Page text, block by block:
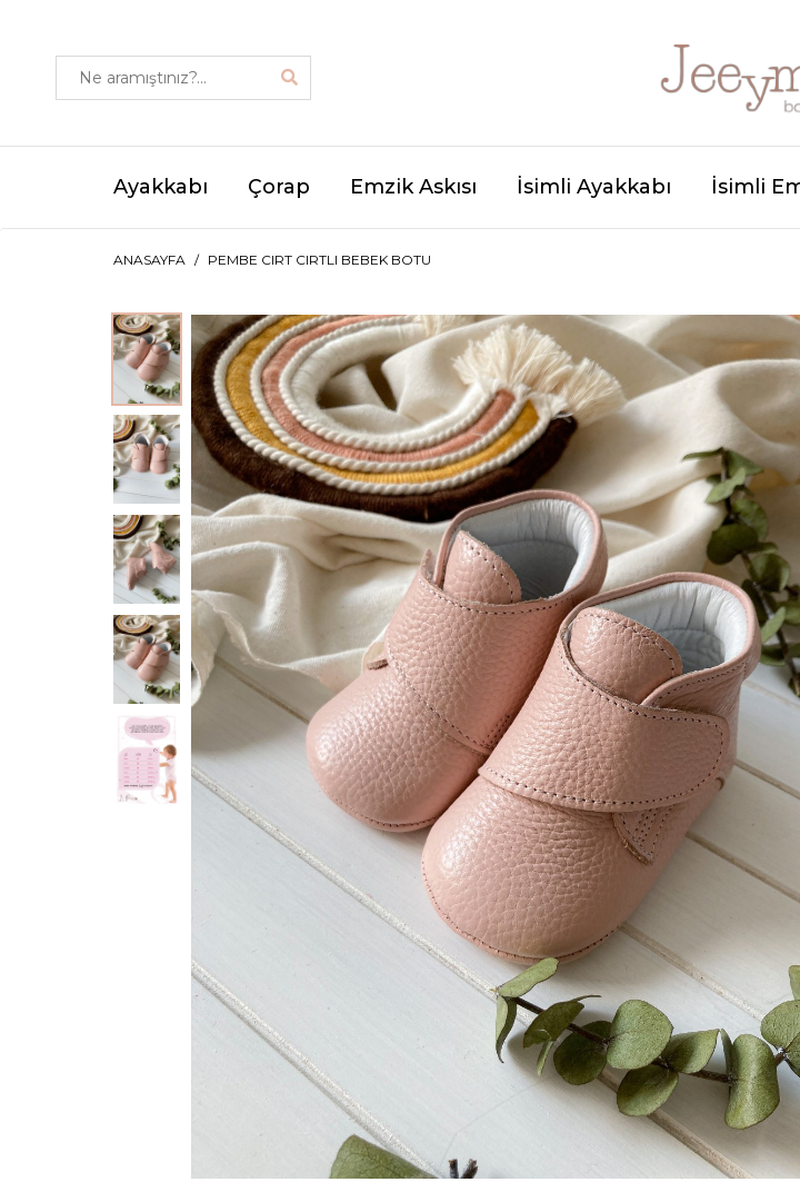
Ayakkabı Çorap Emzik Askısı İsimli Ayakkabı İsimli
ANASAYFA PEMBE CIRT CIRTLI BEBEK BOTU